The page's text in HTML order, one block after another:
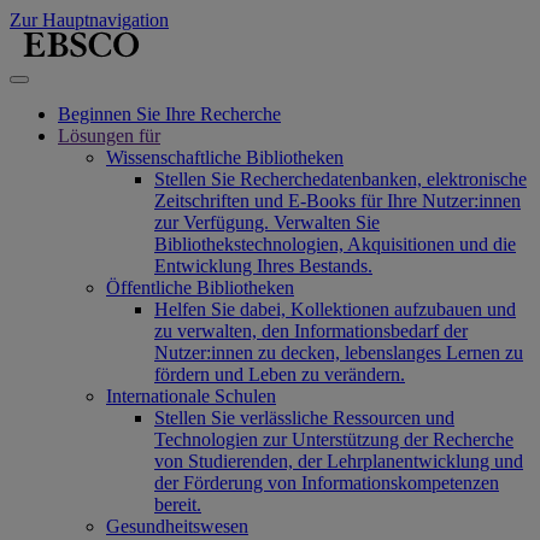
Zur Hauptnavigation
Beginnen Sie Ihre Recherche
Lösungen für
Wissenschaftliche Bibliotheken
Stellen Sie Recherchedatenbanken, elektronische
Zeitschriften und E-Books für Ihre Nutzer:innen
zur Verfügung. Verwalten Sie
Bibliothekstechnologien, Akquisitionen und die
Entwicklung Ihres Bestands.
Öffentliche Bibliotheken
Helfen Sie dabei, Kollektionen aufzubauen und
zu verwalten, den Informationsbedarf der
Nutzer:innen zu decken, lebenslanges Lernen zu
fördern und Leben zu verändern.
Internationale Schulen
Stellen Sie verlässliche Ressourcen und
Technologien zur Unterstützung der Recherche
von Studierenden, der Lehrplanentwicklung und
der Förderung von Informationskompetenzen
bereit.
Gesundheitswesen